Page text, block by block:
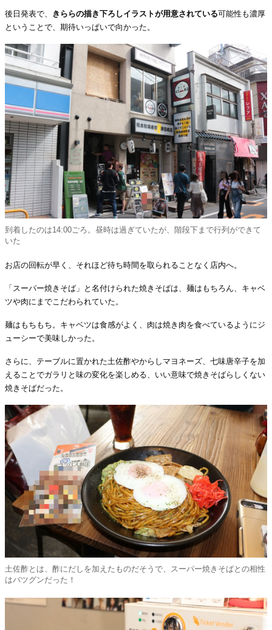
後日発表で、 きららの描き下ろしイラストが用意されている可能性も濃厚
ということで、期待いっぱいで向かった。
到着したのは14:00ごろ。昼時は過ぎていたが、階段下まで行列ができて
いた
お店の回転が早く、それほど待ち時間を取られることなく店内へ。
「スーパー焼きそば」と名付けられた焼きそばは、麺はもちろん、キャベ
ツや肉にまでこだわられていた。
麺はもちもち。キャベツは食感がよく、肉は焼き肉を食べているようにジ
ューシーで美味しかった。
さらに、テーブルに置かれた土佐酢やからしマヨネーズ、七味唐辛子を加
えることでガラリと味の変化を楽しめる、いい意味で焼きそばらしくない
焼きそばだった。
土佐酢とは、酢にだしを加えたものだそうで、スーパー焼きそばとの相性
はバツグンだった！